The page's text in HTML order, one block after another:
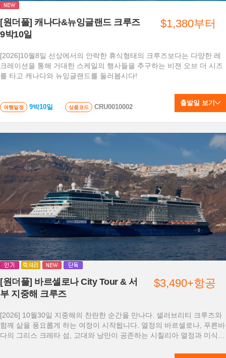
[원더풀] 캐나다&뉴잉글랜드 크루즈
9박10일
[2026]10월8일 선상에서의 안락한 휴식형태의 크루즈보다는 다양한 레
크레이션을 통해 거대한 스케일의 행사들을 추구하는 비젼 오브 더 시즈
를 타고 캐나다와 뉴잉글랜드를 둘러봅시다!
여행일정 9박10일 상품코드 CRU0010002
$1,380부터
출발일 보기
[원더풀] 바르셀로나 City Tour & 서
부 지중해 크루즈
[2026] 10월30일 지중해의 찬란한 순간을 만나다. 셀러브리티 크루즈와
함께 삶을 풍요롭게 하는 여정이 시작됩니다. 열정의 바르셀로나, 푸른바
다의 그리스 크레타 섬, 고대와 낭만이 공존하는 시칠리아 열정과 미식의
$3,490+항공